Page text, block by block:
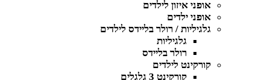
אופני איזון לילדים
אופני ילדים
גלגיליות / רולר בליידס לילדים
גלגיליות
רולר בליידס
קורקינט לילדים
קורקינט 3 גלגלים